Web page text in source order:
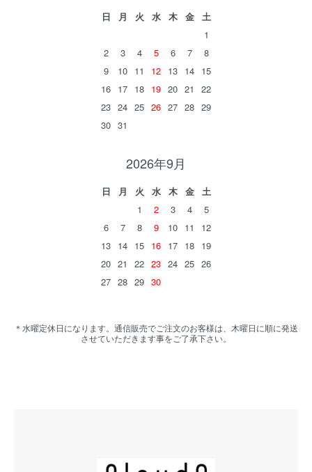
日 月 火 水 木 金
土
1
2
3 4 5 6 7
8
9
10 11 12 13 14 15
16 17 18 19 20 21
22
23 24 25 26 27 28 29
30 31
2026年9月
日 月 火 水 木 金
土
1
2 3 4
5
6
7 8 9 10 11
12
13 14 15 16 17 18 19
20 21 22 23 24 25 26
27 28 29 30
＊水曜定休日になります。通信販売でご注文のお客様は、木曜日に順に発送
させていただきます事をご了承下さい。